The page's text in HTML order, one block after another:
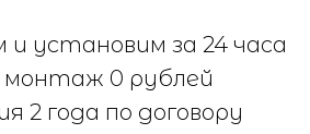
и установим за 24 часа
монтаж 0 рублей
2 года по договору